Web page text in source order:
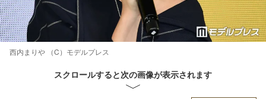
西内まりや （C）モデルプレス
スクロールすると次の画像が表示されます